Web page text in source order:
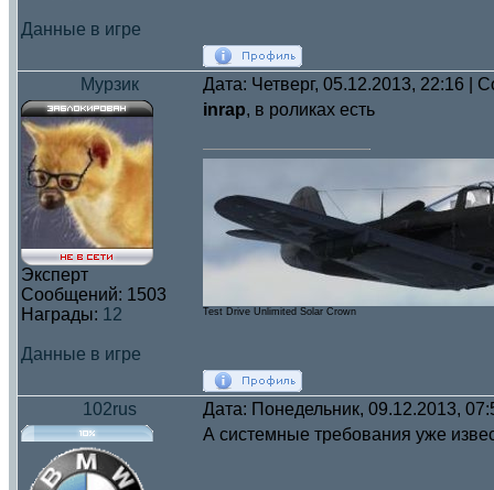
Данные в игре
Мурзик Дата: Четверг, 05.12.2013, 22:16 |
Эксперт
Сообщений: 1503
Награды: 12
Данные в игре
inrap, в роликах есть
Test Drive Unlimited Solar Crown
102rus Дата: Понедельник, 09.12.2013,
А системные требования уже